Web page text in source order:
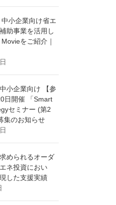
中小企業向け省エ
助事業を活用し
をご紹介｜
小企業向け 【参
日開催 「Smart
セミナー (第2
集のお知らせ
められるオーダ
ネ投資におい
した支援実績